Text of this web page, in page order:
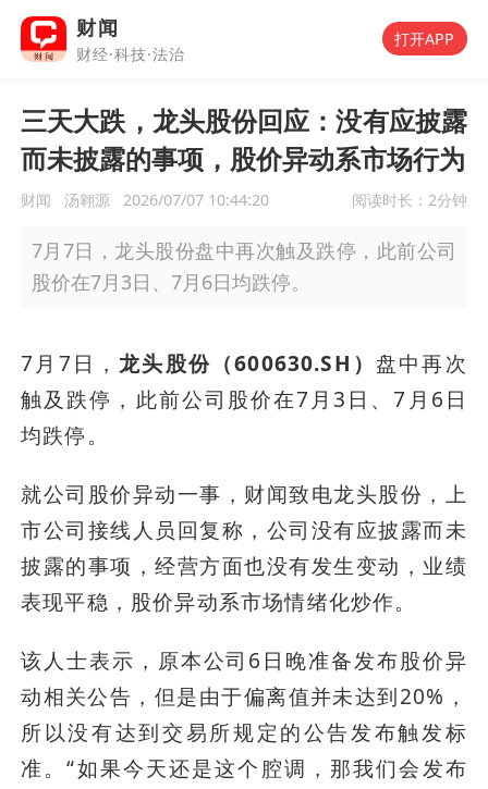
财闻
财经·科技·法治
打开APP
三天大跌，龙头股份回应：没有应披露
而未披露的事项，股价异动系市场行为
财闻 汤翱源 2026/07/07 10:44:20 阅读时长： 2分钟
7月7日，龙头股份盘中再次触及跌停，此前公司
股价在7月3日、7月6日均跌停。
7月7日，龙头股份（600630.SH）盘中再次
触及跌停，此前公司股价在7月3日、7月6日
均跌停。
就公司股价异动一事，财闻致电龙头股份，上
市公司接线人员回复称，公司没有应披露而未
披露的事项，经营方面也没有发生变动，业绩
表现平稳，股价异动系市场情绪化炒作。
该人士表示，原本公司6日晚准备发布股价异
动相关公告，但是由于偏离值并未达到20%，
所以没有达到交易所规定的公告发布触发标
准。“如果今天还是这个腔调，那我们会发布